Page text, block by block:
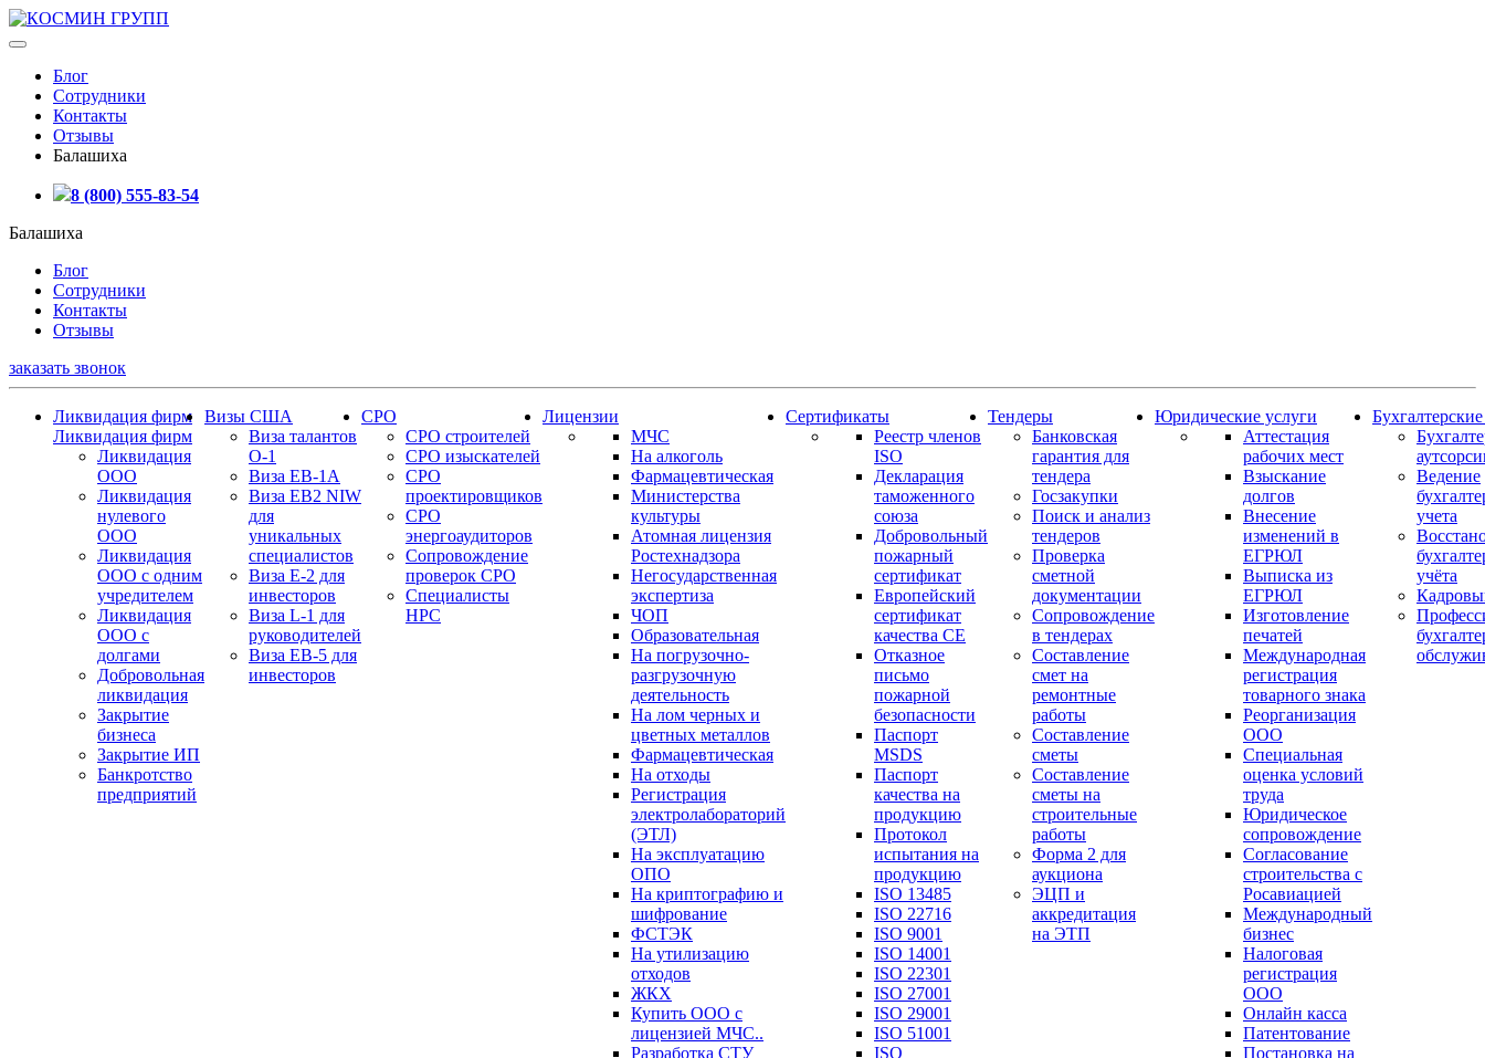
Блог
Сотрудники
Контакты
Отзывы
Балашиха
8 (800) 555-83-54
Балашиха
Блог
Сотрудники
Контакты
Отзывы
заказать звонок
Ликвидация фирм
Ликвидация фирм
Ликвидация
ООО
Ликвидация
нулевого
ООО
Ликвидация
ООО с одним
учредителем
Ликвидация
ООО с
долгами
Добровольная
ликвидация
Закрытие
бизнеса
Закрытие ИП
Банкротство
предприятий
Визы США
Виза талантов
О-1
Виза EB-1A
Виза EB2 NIW
для
уникальных
специалистов
Виза E-2 для
инвесторов
Виза L-1 для
руководителей
Виза EB-5 для
инвесторов
СРО
СРО строителей
СРО изыскателей
СРО
проектировщиков
СРО
энергоаудиторов
Сопровождение
проверок СРО
Специалисты
НРС
Лицензии
МЧС
На алкоголь
Фармацевтическая
Министерства
культуры
Атомная лицензия
Ростехнадзора
Негосударственная
экспертиза
ЧОП
Образовательная
На погрузочно-
разгрузочную
деятельность
На лом черных и
цветных металлов
Фармацевтическая
На отходы
Регистрация
электролабораторий
(ЭТЛ)
На эксплуатацию
ОПО
На криптографию и
шифрование
ФСТЭК
На утилизацию
отходов
ЖКХ
Купить ООО с
лицензией МЧС..
Разработка СТУ
Сертификаты
Реестр членов
ISO
Декларация
таможенного
союза
Добровольный
пожарный
сертификат
Европейский
сертификат
качества СЕ
Отказное
письмо
пожарной
безопасности
Паспорт
МSDS
Паспорт
качества на
продукцию
Протокол
испытания на
продукцию
ISO 13485
ISO 22716
ISO 9001
ISO 14001
ISO 22301
ISO 27001
ISO 29001
ISO 51001
ISO
Тендеры
Банковская
гарантия для
тендера
Госзакупки
Поиск и анализ
тендеров
Проверка
сметной
документации
Сопровождение
в тендерах
Составление
смет на
ремонтные
работы
Составление
сметы
Составление
сметы на
строительные
работы
Форма 2 для
аукциона
ЭЦП и
аккредитация
на ЭТП
Юридические услуги
Аттестация
рабочих мест
Взыскание
долгов
Внесение
изменений в
ЕГРЮЛ
Выписка из
ЕГРЮЛ
Изготовление
печатей
Международная
регистрация
товарного знака
Реорганизация
ООО
Специальная
оценка условий
труда
Юридическое
сопровождение
Согласование
строительства с
Росавиацией
Международный
бизнес
Налоговая
регистрация
ООО
Онлайн касса
Патентование
Постановка на
Ведение
учета
учёта